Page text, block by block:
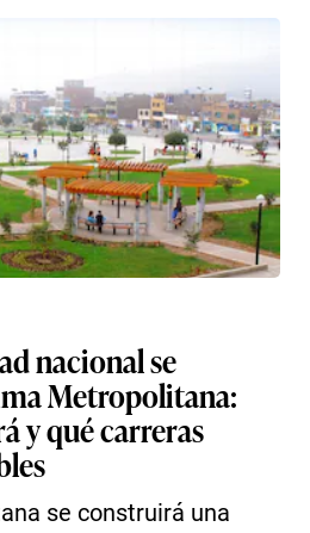
nacional se
Metropolitana:
y qué carreras
se construirá una